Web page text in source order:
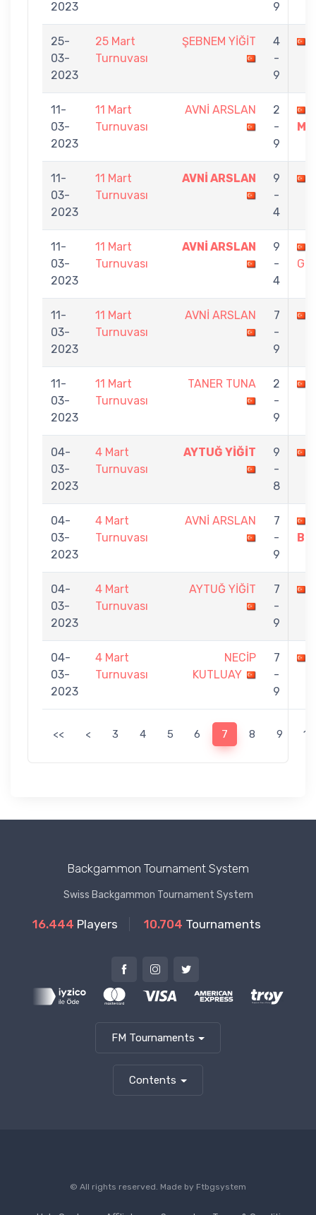
2023
9
25-
03-
2023
25 Mart
Turnuvası
ŞEBNEM YİĞİT
4
-
9
11-
03-
2023
11 Mart
Turnuvası
AVNİ ARSLAN
2
-
9
11-
03-
2023
11 Mart
Turnuvası
AVNİ ARSLAN
9
-
4
11-
03-
2023
11 Mart
Turnuvası
AVNİ ARSLAN
9
-
4
11-
03-
2023
11 Mart
Turnuvası
AVNİ ARSLAN
7
-
9
11-
03-
2023
11 Mart
Turnuvası
TANER TUNA
2
-
9
04-
03-
2023
4 Mart
Turnuvası
AYTUĞ YİĞİT
9
-
8
04-
03-
2023
4 Mart
Turnuvası
AVNİ ARSLAN
7
-
9
04-
03-
2023
4 Mart
Turnuvası
AYTUĞ YİĞİT
7
-
9
04-
03-
2023
4 Mart
Turnuvası
NECİP
KUTLUAY
7
-
9
<< < 3 4 5 6 7 8 9 10
Backgammon Tournament System
Swiss Backgammon Tournament System
16.444 Players 10.704 Tournaments
FM Tournaments
Contents
© All rights reserved. Made by Ftbgsystem